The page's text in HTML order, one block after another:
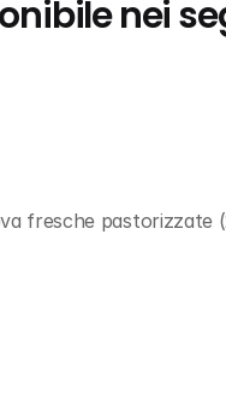
nei
fresche pastorizzate